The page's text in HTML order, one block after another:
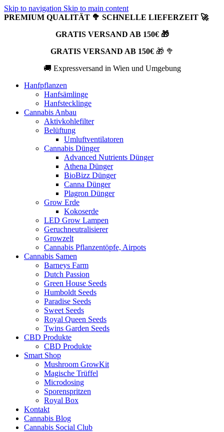
Skip to navigation Skip to main content
PREMIUM QUALITÄT 🥦 SCHNELLE LIEFERZEIT 🚀
GRATIS VERSAND AB 150€ 🎁
GRATIS VERSAND AB 150€🎁 🥦
🚚 Expressversand in Wien und Umgebung
Hanfpflanzen
Hanfsämlinge
Hanfstecklinge
Cannabis Anbau
Aktivkohlefilter
Belüftung
Umluftventilatoren
Cannabis Dünger
Advanced Nutrients Dünger
Athena Dünger
BioBizz Dünger
Canna Dünger
Plagron Dünger
Grow Erde
Kokoserde
LED Grow Lampen
Geruchneutralisierer
Growzelt
Cannabis Pflanzentöpfe, Airpots
Cannabis Samen
Barneys Farm
Dutch Passion
Green House Seeds
Humboldt Seeds
Paradise Seeds
Sweet Seeds
Royal Queen Seeds
Twins Garden Seeds
CBD Produkte
CBD Produkte
Smart Shop
Mushroom GrowKit
Magische Trüffel
Microdosing
Sporenspritzen
Royal Box
Kontakt
Cannabis Blog
Cannabis Social Club